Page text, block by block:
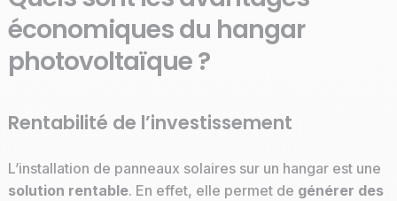
économiques du hangar
photovoltaïque ?
Rentabilité de l’investissement
L’installation de panneaux solaires sur un hangar est une
solution rentable. En effet, elle permet de générer des